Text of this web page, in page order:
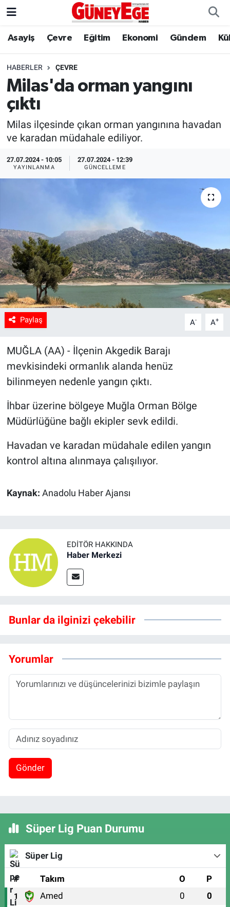
Asayiş Çevre Eğitim Ekonomi Gündem
HABERLER ÇEVRE
Milas'da orman yangını
çıktı
Milas ilçesinde çıkan orman yangınına havadan
ve karadan müdahale ediliyor.
27.07.2024 - 10:05
YAYINLANMA
27.07.2024 - 12:39
GÜNCELLEME
Paylaş A- A+
MUĞLA (AA) - İlçenin Akgedik Barajı
mevkisindeki ormanlık alanda henüz
bilinmeyen nedenle yangın çıktı.
İhbar üzerine bölgeye Muğla Orman Bölge
Müdürlüğüne bağlı ekipler sevk edildi.
Havadan ve karadan müdahale edilen yangın
kontrol altına alınmaya çalışılıyor.
Kaynak: Anadolu Haber Ajansı
EDITÖR HAKKINDA
Haber Merkezi
Bunlar da ilginizi çekebilir
Yorumlar
Gönder
Süper Lig Puan Durumu
Süper Lig
# Takım O P
1 Amed 0 0
Asayiş
Çevre
Eğitim
Ekonomi
Gündem
Kültür Sanat
Sağlık
Spor
Yaşam
Tarım
İstanbul Hava Durumu
İstanbul Trafik Yoğunluk Haritası
Süper Lig Puan Durumu ve Fikstür
Tüm Manşetler
Son Dakika Haberleri
Haber Arşivi